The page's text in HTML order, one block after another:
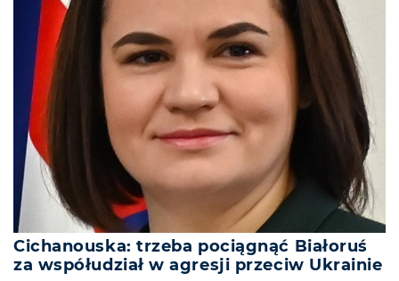
Cichanouska: trzeba pociągnąć Białoruś
za współudział w agresji przeciw Ukrainie